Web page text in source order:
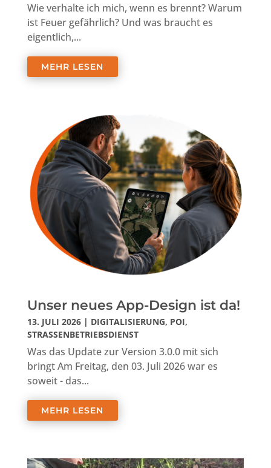
Wie verhalte ich mich, wenn es brennt? Warum
ist Feuer gefährlich? Und was braucht es
eigentlich,...
MEHR LESEN
Unser neues App-Design ist da!
13. JULI 2026| DIGITALISIERUNG, POI,
STRASSENBETRIEBSDIENST
Was das Update zur Version 3.0.0 mit sich
bringt Am Freitag, den 03. Juli 2026 war es
soweit - das...
MEHR LESEN